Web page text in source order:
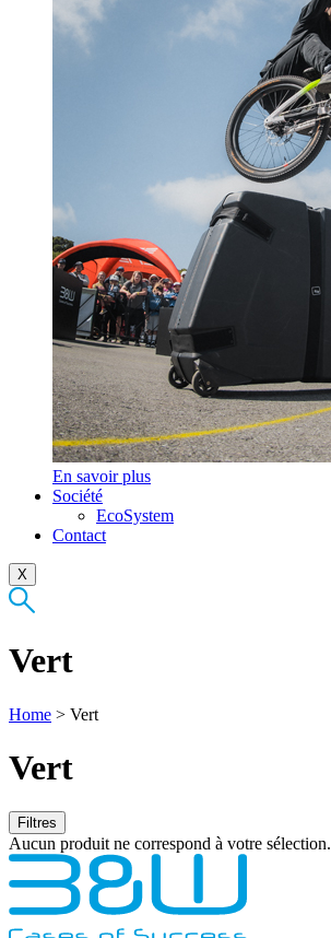
En savoir plus
Société
EcoSystem
Contact
X
Vert
Home > Vert
Vert
Filtres
Aucun produit ne correspond à votre sélection.